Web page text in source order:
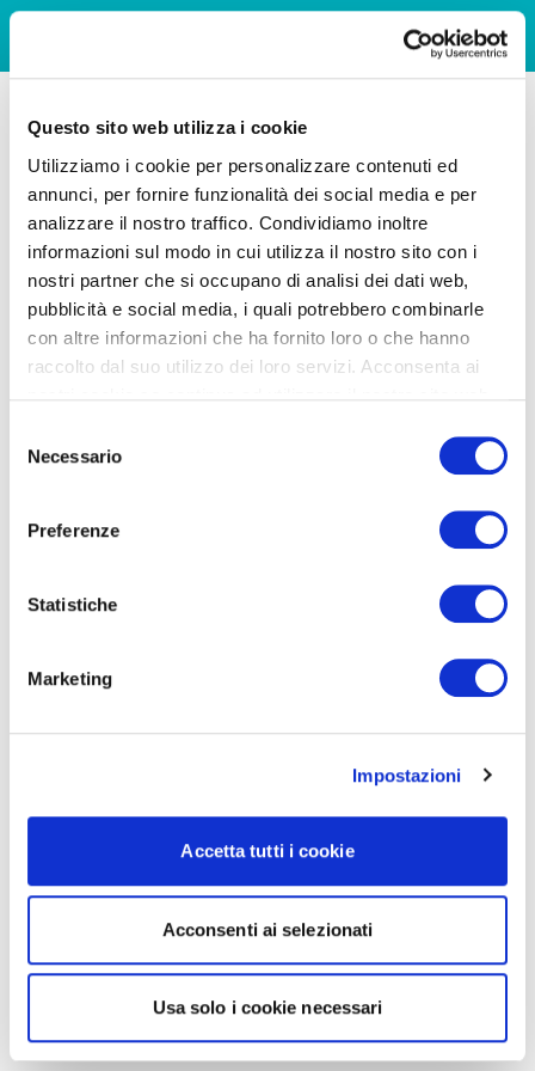
Questo sito web utilizza i cookie
Utilizziamo i cookie per personalizzare contenuti ed
annunci, per fornire funzionalità dei social media e per
analizzare il nostro traffico. Condividiamo inoltre
informazioni sul modo in cui utilizza il nostro sito con i
nostri partner che si occupano di analisi dei dati web,
pubblicità e social media, i quali potrebbero combinarle
con altre informazioni che ha fornito loro o che hanno
raccolto dal suo utilizzo dei loro servizi. Acconsenta ai
delNecessario
Preferenze
Statistiche
Marketing
Impostazioni
Accetta tutti i cookie
Acconsenti ai selezionati
Usa solo i cookie necessari